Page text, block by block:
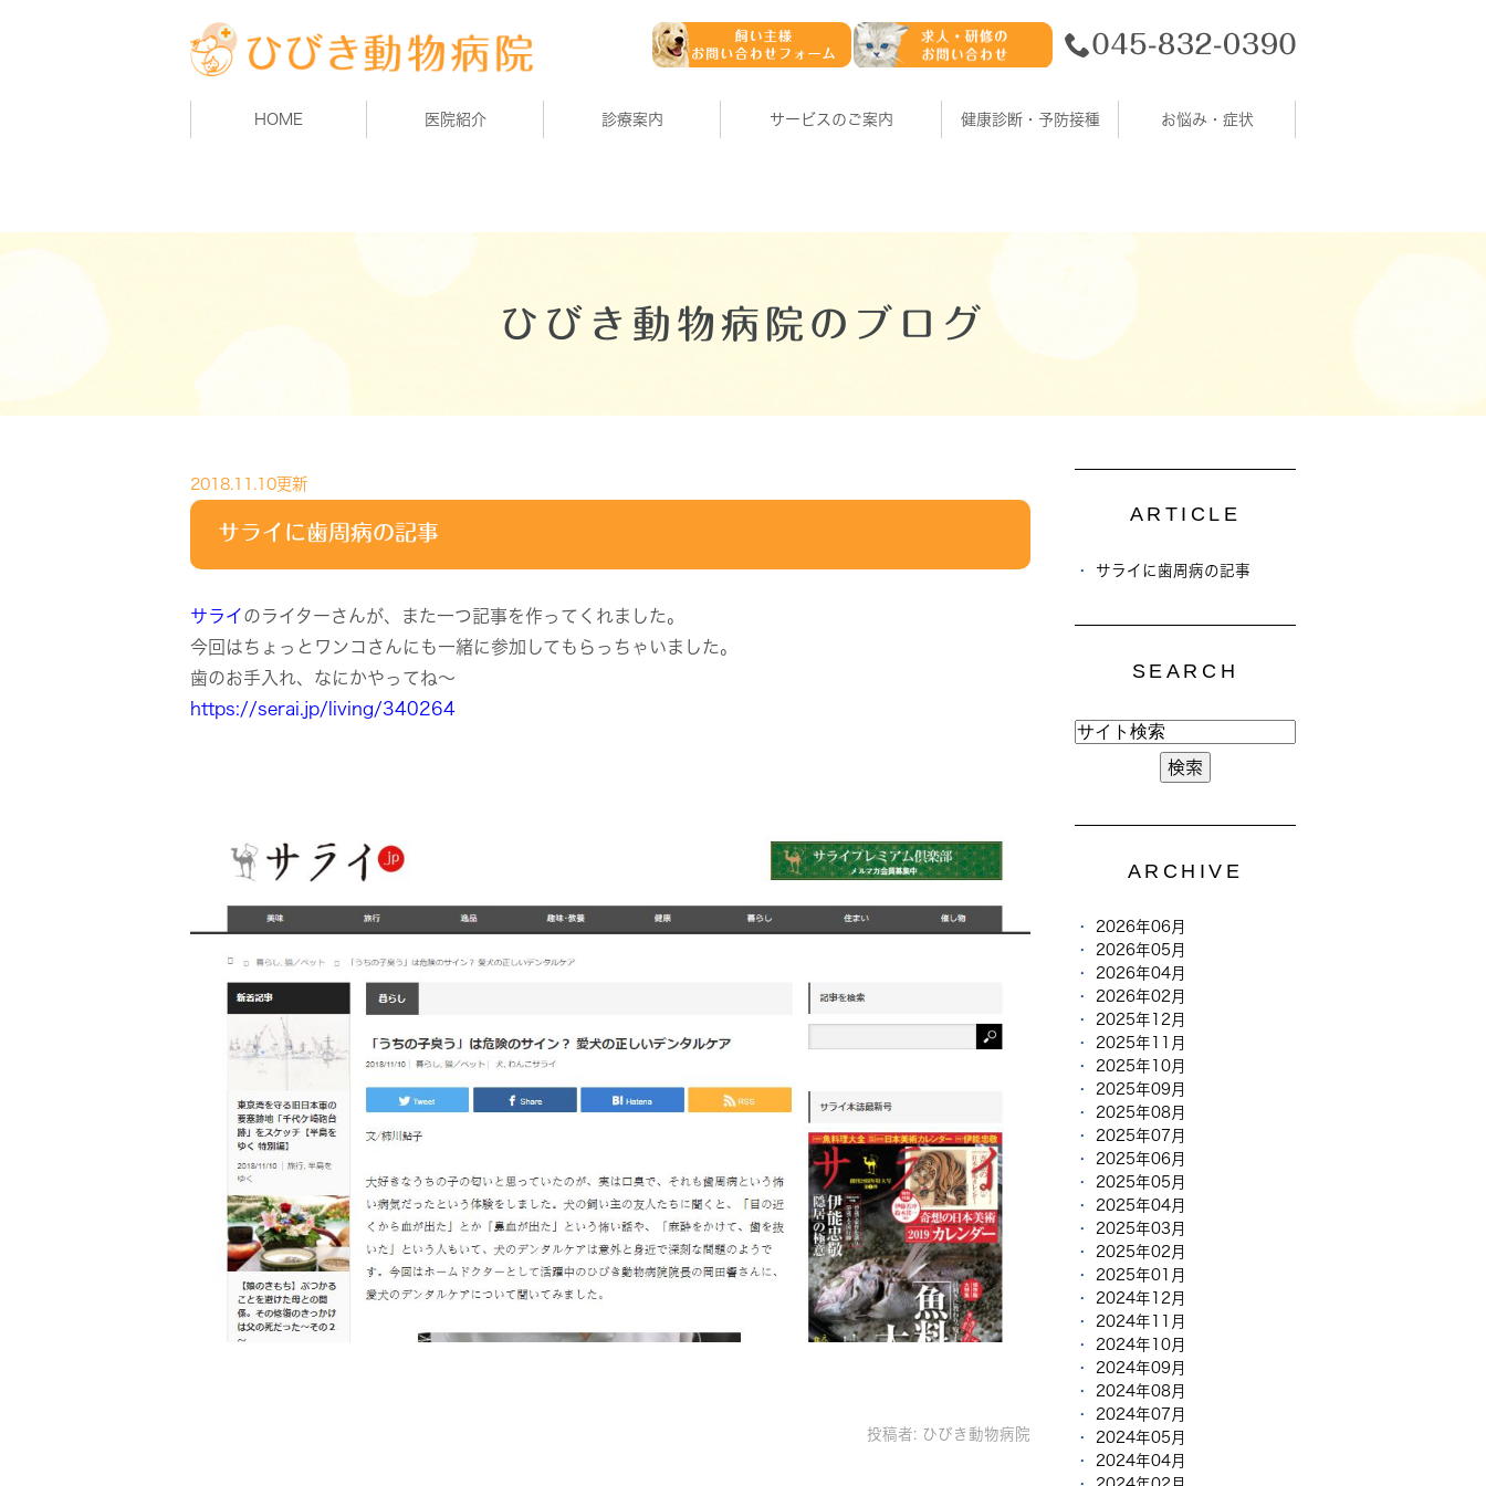
HOME 医院紹介 診療案内 サービスのご案内 健康診断・予防接種 お悩み・症状
ひびき動物病院のブログ
2018.11.10更新
サライに歯周病の記事
サライ のライターさんが、また一つ記事を作ってくれました。
今回はちょっとワンコさんにも一緒に参加してもらっちゃいました。
歯のお手入れ、なにかやってね～
https://serai.jp/living/340264
投稿者: ひびき動物病院
ARTICLE
サライに歯周病の記事
SEARCH
ARCHIVE
2026年06月
2026年05月
2026年04月
2026年02月
2025年12月
2025年11月
2025年10月
2025年09月
2025年08月
2025年07月
2025年06月
2025年05月
2025年04月
2025年03月
2025年02月
2025年01月
2024年12月
2024年11月
2024年10月
2024年09月
2024年08月
2024年07月
2024年05月
2024年04月